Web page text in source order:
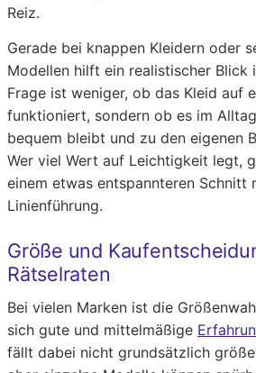
Reiz.
Gerade bei knappen Kleidern oder
Modellen hilft ein realistischer Blick
Frage ist weniger, ob das Kleid auf
funktioniert, sondern ob es im
bequem bleibt und zu den eigenen
Wer viel Wert auf Leichtigkeit legt,
einem etwas entspannteren Schnitt
Linienführung.
Größe und
Rätselraten
Bei vielen Marken ist die
sich gute und mittelmäßige
fällt dabei nicht grundsätzlich